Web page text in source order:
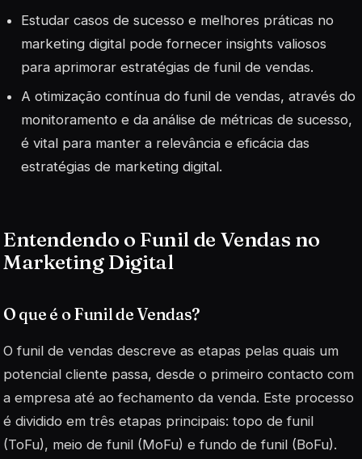
Estudar casos de sucesso e melhores práticas no
marketing digital pode fornecer insights valiosos
para aprimorar estratégias de funil de vendas.
A otimização contínua do funil de vendas, através do
monitoramento e da análise de métricas de sucesso,
é vital para manter a relevância e eficácia das
estratégias de marketing digital.
Entendendo o Funil de Vendas no
Marketing Digital
O que é o Funil de Vendas?
O funil de vendas descreve as etapas pelas quais um
potencial cliente passa, desde o primeiro contacto com
a empresa até ao fechamento da venda. Este processo
é dividido em três etapas principais: topo de funil
(ToFu), meio de funil (MoFu) e fundo de funil (BoFu).